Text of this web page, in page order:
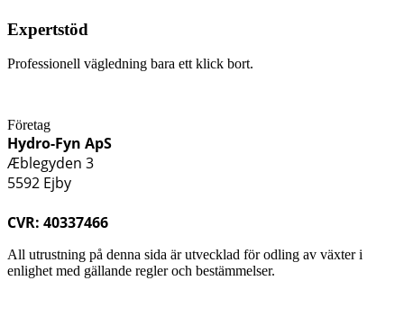
Expertstöd
Professionell vägledning bara ett klick bort.
Företag
Hydro-Fyn ApS
Æblegyden 3
5592 Ejby
CVR: 40337466
All utrustning på denna sida är utvecklad för odling av växter i
enlighet med gällande regler och bestämmelser.